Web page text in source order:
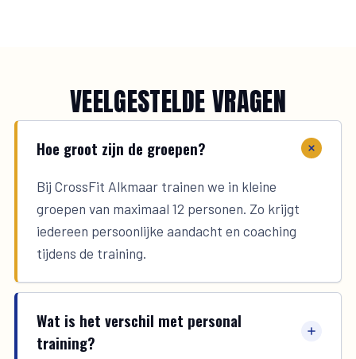
VEELGESTELDE VRAGEN
Hoe groot zijn de groepen?
Bij CrossFit Alkmaar trainen we in kleine
groepen van maximaal 12 personen. Zo krijgt
iedereen persoonlijke aandacht en coaching
tijdens de training.
Wat is het verschil met personal
training?